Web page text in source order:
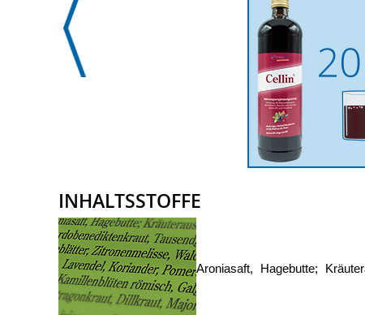
INHALTSSTOFFE
Aroniasaft, Hagebutte;